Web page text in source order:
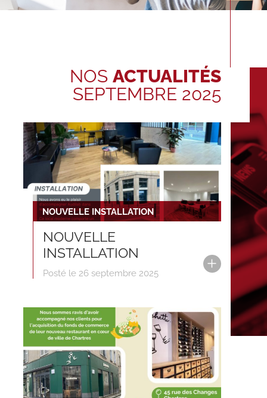
NOS ACTUALITÉS
SEPTEMBRE 2025
NOUVELLE INSTALLATION
NOUVELLE
INSTALLATION
Posté le 26 septembre 2025